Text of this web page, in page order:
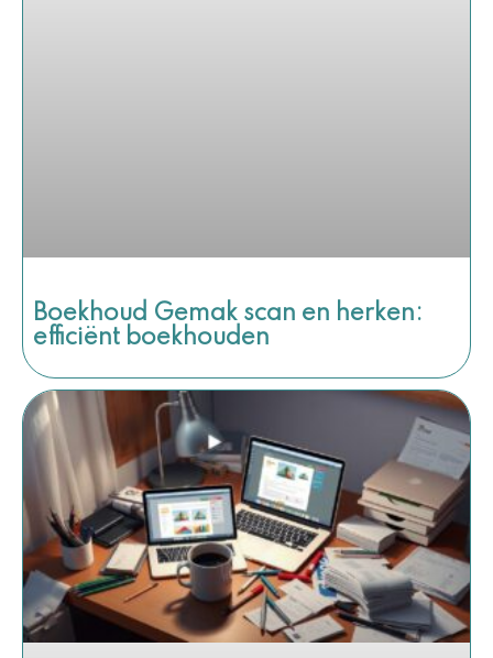
Boekhoud Gemak scan en herken:
efficiënt boekhouden